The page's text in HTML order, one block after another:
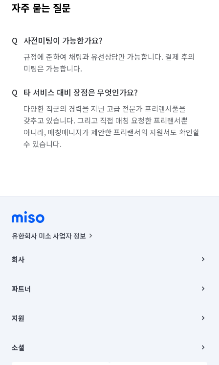
자주 묻는 질문
사전미팅이 가능한가요?
규정에 준하여 채팅과 유선상담만 가능합니다. 결제 후의
미팅은 가능합니다.
타 서비스 대비 장점은 무엇인가요?
다양한 직군의 경력을 지닌 고급 전문가 프리랜서풀을
갖추고 있습니다. 그리고 직접 매칭 요청한 프리랜서뿐
아니라, 매칭매니저가 제안한 프리랜서의 지원서도 확인할
수 있습니다.
유한회사 미소 사업자 정보
00019 |
주소 | 본사: 서울특별시 종로구 율곡로 6(중학동, 트윈트리빌딩) B동 5층
컨택센터 : 서울특별시 종로구 수송동 율곡로 24, 7층, 8층 미소
상품, 상품정보, 거래에 관한 의무와 책임은 거래당사자에게 있습니다.
언론 보도 관련 문의:
© 유한회사 미소. Miso, Inc. All Rights Reserved.
회사
채용
파트너
이사
지원
이용약관
소셜